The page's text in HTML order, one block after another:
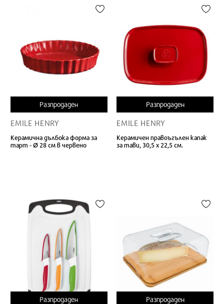
Разпродаден
EMILE HENRY
Керамична дълбока форма за
тарт - Ø 28 см в червено
Разпродаден
EMILE HENRY
Керамичен правоъгълен капак
за тави, 30,5 х 22,5 см.
Разпродаден Разпродаден